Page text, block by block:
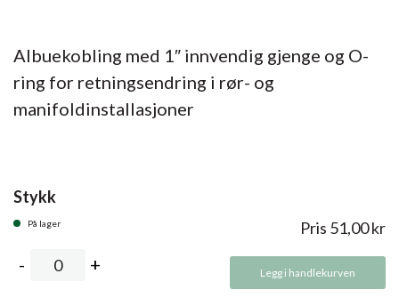
Albuekobling med 1″ innvendig gjenge og O-
ring for retningsendring i rør- og
manifoldinstallasjoner
Stykk
På lager Pris 51,00kr
Legg i handlekurven